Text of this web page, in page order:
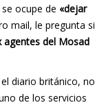
ocupe de «dejar
mail, le pregunta si
agentes del Mosad
diario británico, no
de los servicios